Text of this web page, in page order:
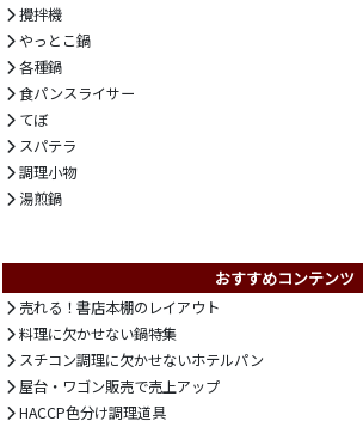
攪拌機
やっとこ鍋
各種鍋
食パンスライサー
てぼ
スパテラ
調理小物
湯煎鍋
おすすめコンテンツ
売れる！書店本棚のレイアウト
料理に欠かせない鍋特集
スチコン調理に欠かせないホテルパン
屋台・ワゴン販売で売上アップ
HACCP色分け調理道具